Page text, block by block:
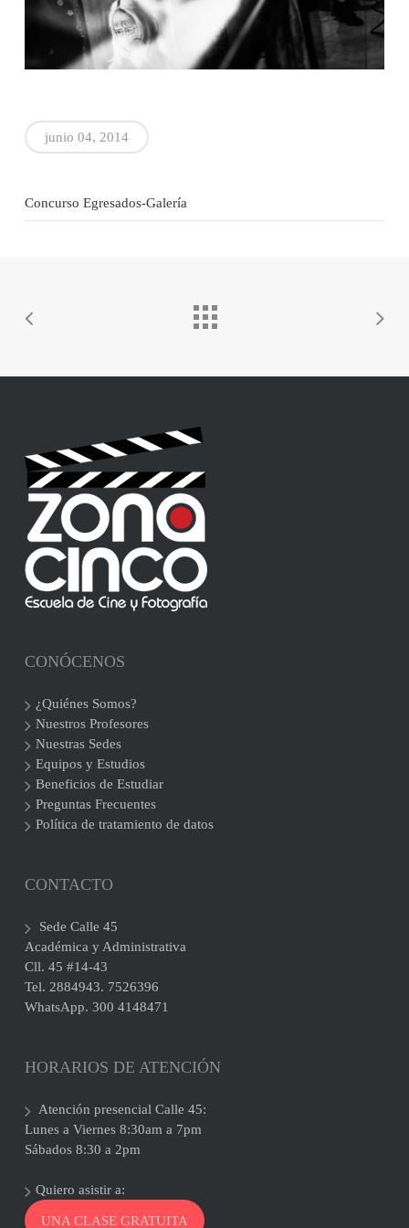
junio 04, 2014
Concurso Egresados-Galería
CONÓCENOS
¿Quiénes Somos?
Nuestros Profesores
Nuestras Sedes
Equipos y Estudios
Beneficios de Estudiar
Preguntas Frecuentes
Política de tratamiento de datos
CONTACTO
Sede Calle 45
Académica y Administrativa
Cll. 45 #14-43
Tel. 2884943. 7526396
WhatsApp. 300 4148471
HORARIOS DE ATENCIÓN
Atención presencial Calle 45:
Lunes a Viernes 8:30am a 7pm
Sábados 8:30 a 2pm
Quiero asistir a:
UNA CLASE GRATUITA